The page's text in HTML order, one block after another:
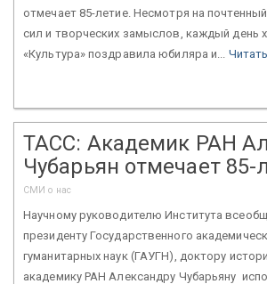
отмечает 85-летие. Несмотря на
сил и творческих замыслов, каждый день
«Культура» поздравила юбиляра и...
ТАСС: Академик РАН
Чубарьян отмечает 85-
СМИ о нас
Научному руководителю Института
президенту Государственного
гуманитарных наук (ГАУГН), доктору
академику РАН Александру Чубарьяну